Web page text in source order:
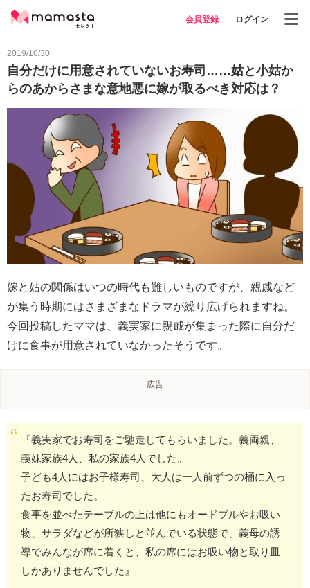
会員登録 ログイン
2019/10/30
自分だけに用意されていないお寿司……姑と小姑か
らのあからさまな意地悪に嫁が取るべき対応は？
嫁と姑の関係はいつの時代も難しいものですが、親戚など
が集う時期にはさまざまなドラマが繰り広げられますね。
今回投稿したママは、義実家に親戚が集まった際に自分だ
けに食事が用意されていなかったそうです。
広告
『義実家でお寿司をご馳走してもらいました。義両親、
義妹家族4人、私の家族4人でした。
子ども4人にはお子様寿司、大人は一人前ずつの桶に入っ
たお寿司でした。
食事を並べたテーブルの上は他にもオードブルやお吸い
物、サラダなどが所狭しと並んでいる状態で、義母の誘
導でみんなが席に着くと、私の席にはお吸い物と取り皿
しかありませんでした』